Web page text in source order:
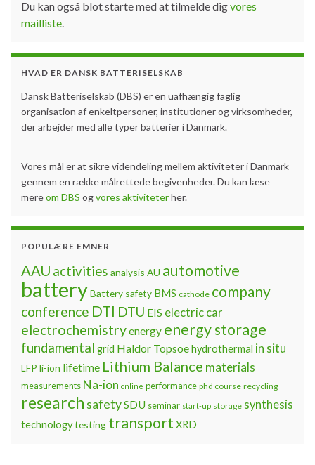
Du kan også blot starte med at tilmelde digvores
mailliste.
HVAD ER DANSK BATTERISELSKAB
Dansk Batteriselskab (DBS) er en uafhængig faglig
organisation af enkeltpersoner, institutioner og virksomheder,
der arbejder med alle typer batterier i Danmark.
Vores mål er at sikre videndeling mellem aktiviteter i Danmark
gennem en række målrettede begivenheder. Du kan læse
mereom DBS ogvores aktiviteterher.
POPULÆRE EMNER
AAU activities analysis AU automotive
batteryBattery safety BMS cathode company
conference DTI DTU EIS electric car
electrochemistryenergy energy storage
fundamental grid Haldor Topsoehydrothermal in situ
LFP li-ion lifetime Lithium Balance materials
measurements Na-ion online performance phd course recycling
research safetySDU seminar start-up storage synthesis
technologytesting transport XRD